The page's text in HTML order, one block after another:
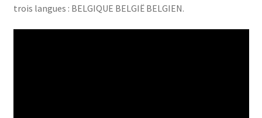
trois langues : BELGIQUE BELGIË BELGIEN.